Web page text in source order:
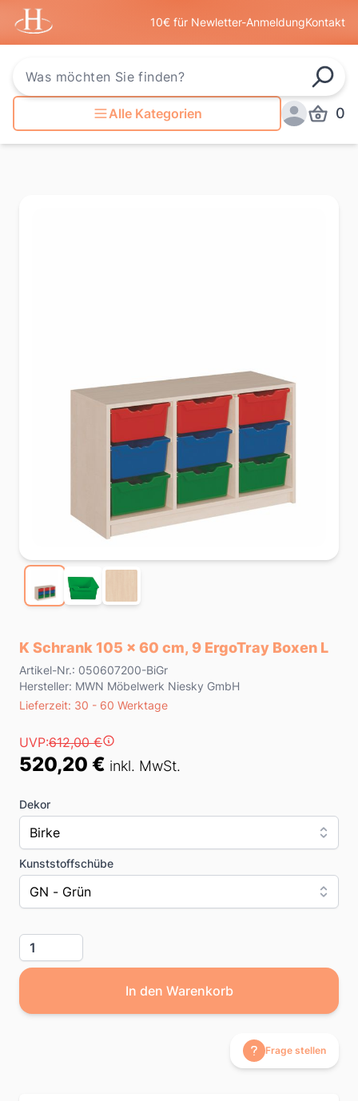
Startseite
10€ für Newletter-AnmeldungKontakt
Alle Kategorien
0
K Schrank 105 x 60 cm, 9 ErgoTray Boxen L
Product information
Artikel-Nr.: 050607200-BiGr
Hersteller: MWN Möbelwerk Niesky GmbH
Lieferzeit
Lieferzeit: 30 - 60 Werktage
Preis
UVP:612,00 €
520,20 € inkl. MwSt.
Dekor
Birke
Kunststoffschübe
GN - Grün
Menge
In den Warenkorb
Frage stellen